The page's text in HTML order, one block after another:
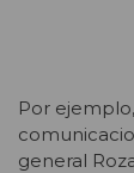
Por
general